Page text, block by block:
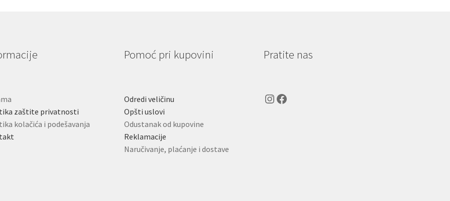
zaštite privatnosti
kolačića i podešavanja
Pomoć pri kupovini
Odredi veličinu
Opšti uslovi
Odustanak od kupovine
Reklamacije
Naručivanje, plaćanje i dostave
Pratite nas
Instagram
Facebook